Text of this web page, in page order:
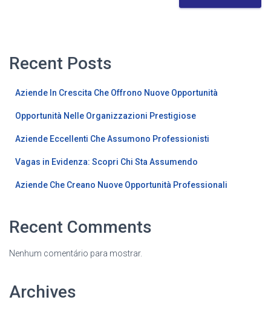
Recent Posts
Aziende In Crescita Che Offrono Nuove Opportunità
Opportunità Nelle Organizzazioni Prestigiose
Aziende Eccellenti Che Assumono Professionisti
Vagas in Evidenza: Scopri Chi Sta Assumendo
Aziende Che Creano Nuove Opportunità Professionali
Recent Comments
Nenhum comentário para mostrar.
Archives